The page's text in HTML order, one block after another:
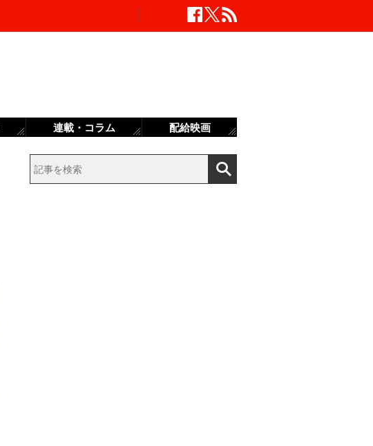
連載・コラム 配給映画